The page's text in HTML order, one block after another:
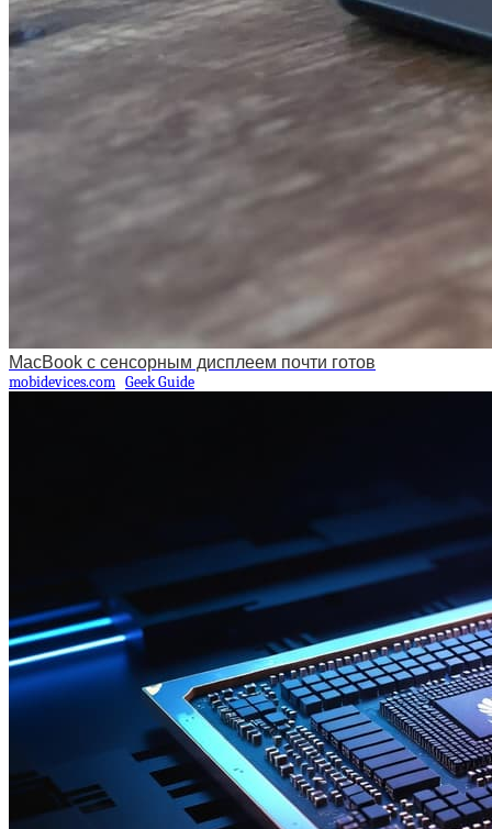
MacBook с сенсорным дисплеем почти готов
mobidevices.com Geek Guide